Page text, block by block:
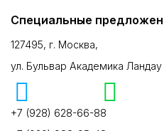
Специальные
+7 (928) 628-66-88
127495, г. Москва,
ул. Бульвар Академика